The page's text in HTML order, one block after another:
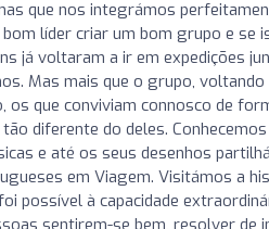
que nos integrámos
líder criar um bom grupo e se
já voltaram a ir em expedições
Mas mais que o grupo,
os que conviviam connosco de
diferente do deles.
e até os seus desenhos
em Viagem. Visitámos a
possível à capacidade
sentirem-se bem, resolver de